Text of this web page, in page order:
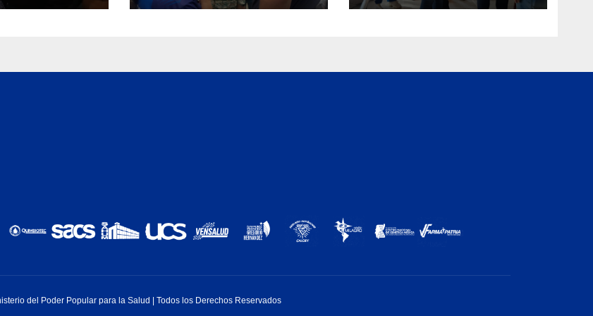
Mar
Guaira
del Poder Popular para la Salud | Todos los Derechos Reservados